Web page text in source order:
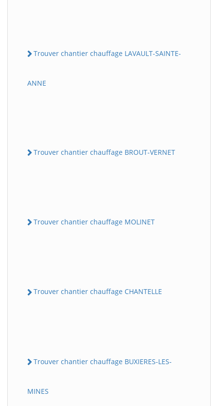
Trouver chantier chauffage LAVAULT-SAINTE-
ANNE
Trouver chantier chauffage BROUT-VERNET
Trouver chantier chauffage MOLINET
Trouver chantier chauffage CHANTELLE
Trouver chantier chauffage BUXIERES-LES-
MINES